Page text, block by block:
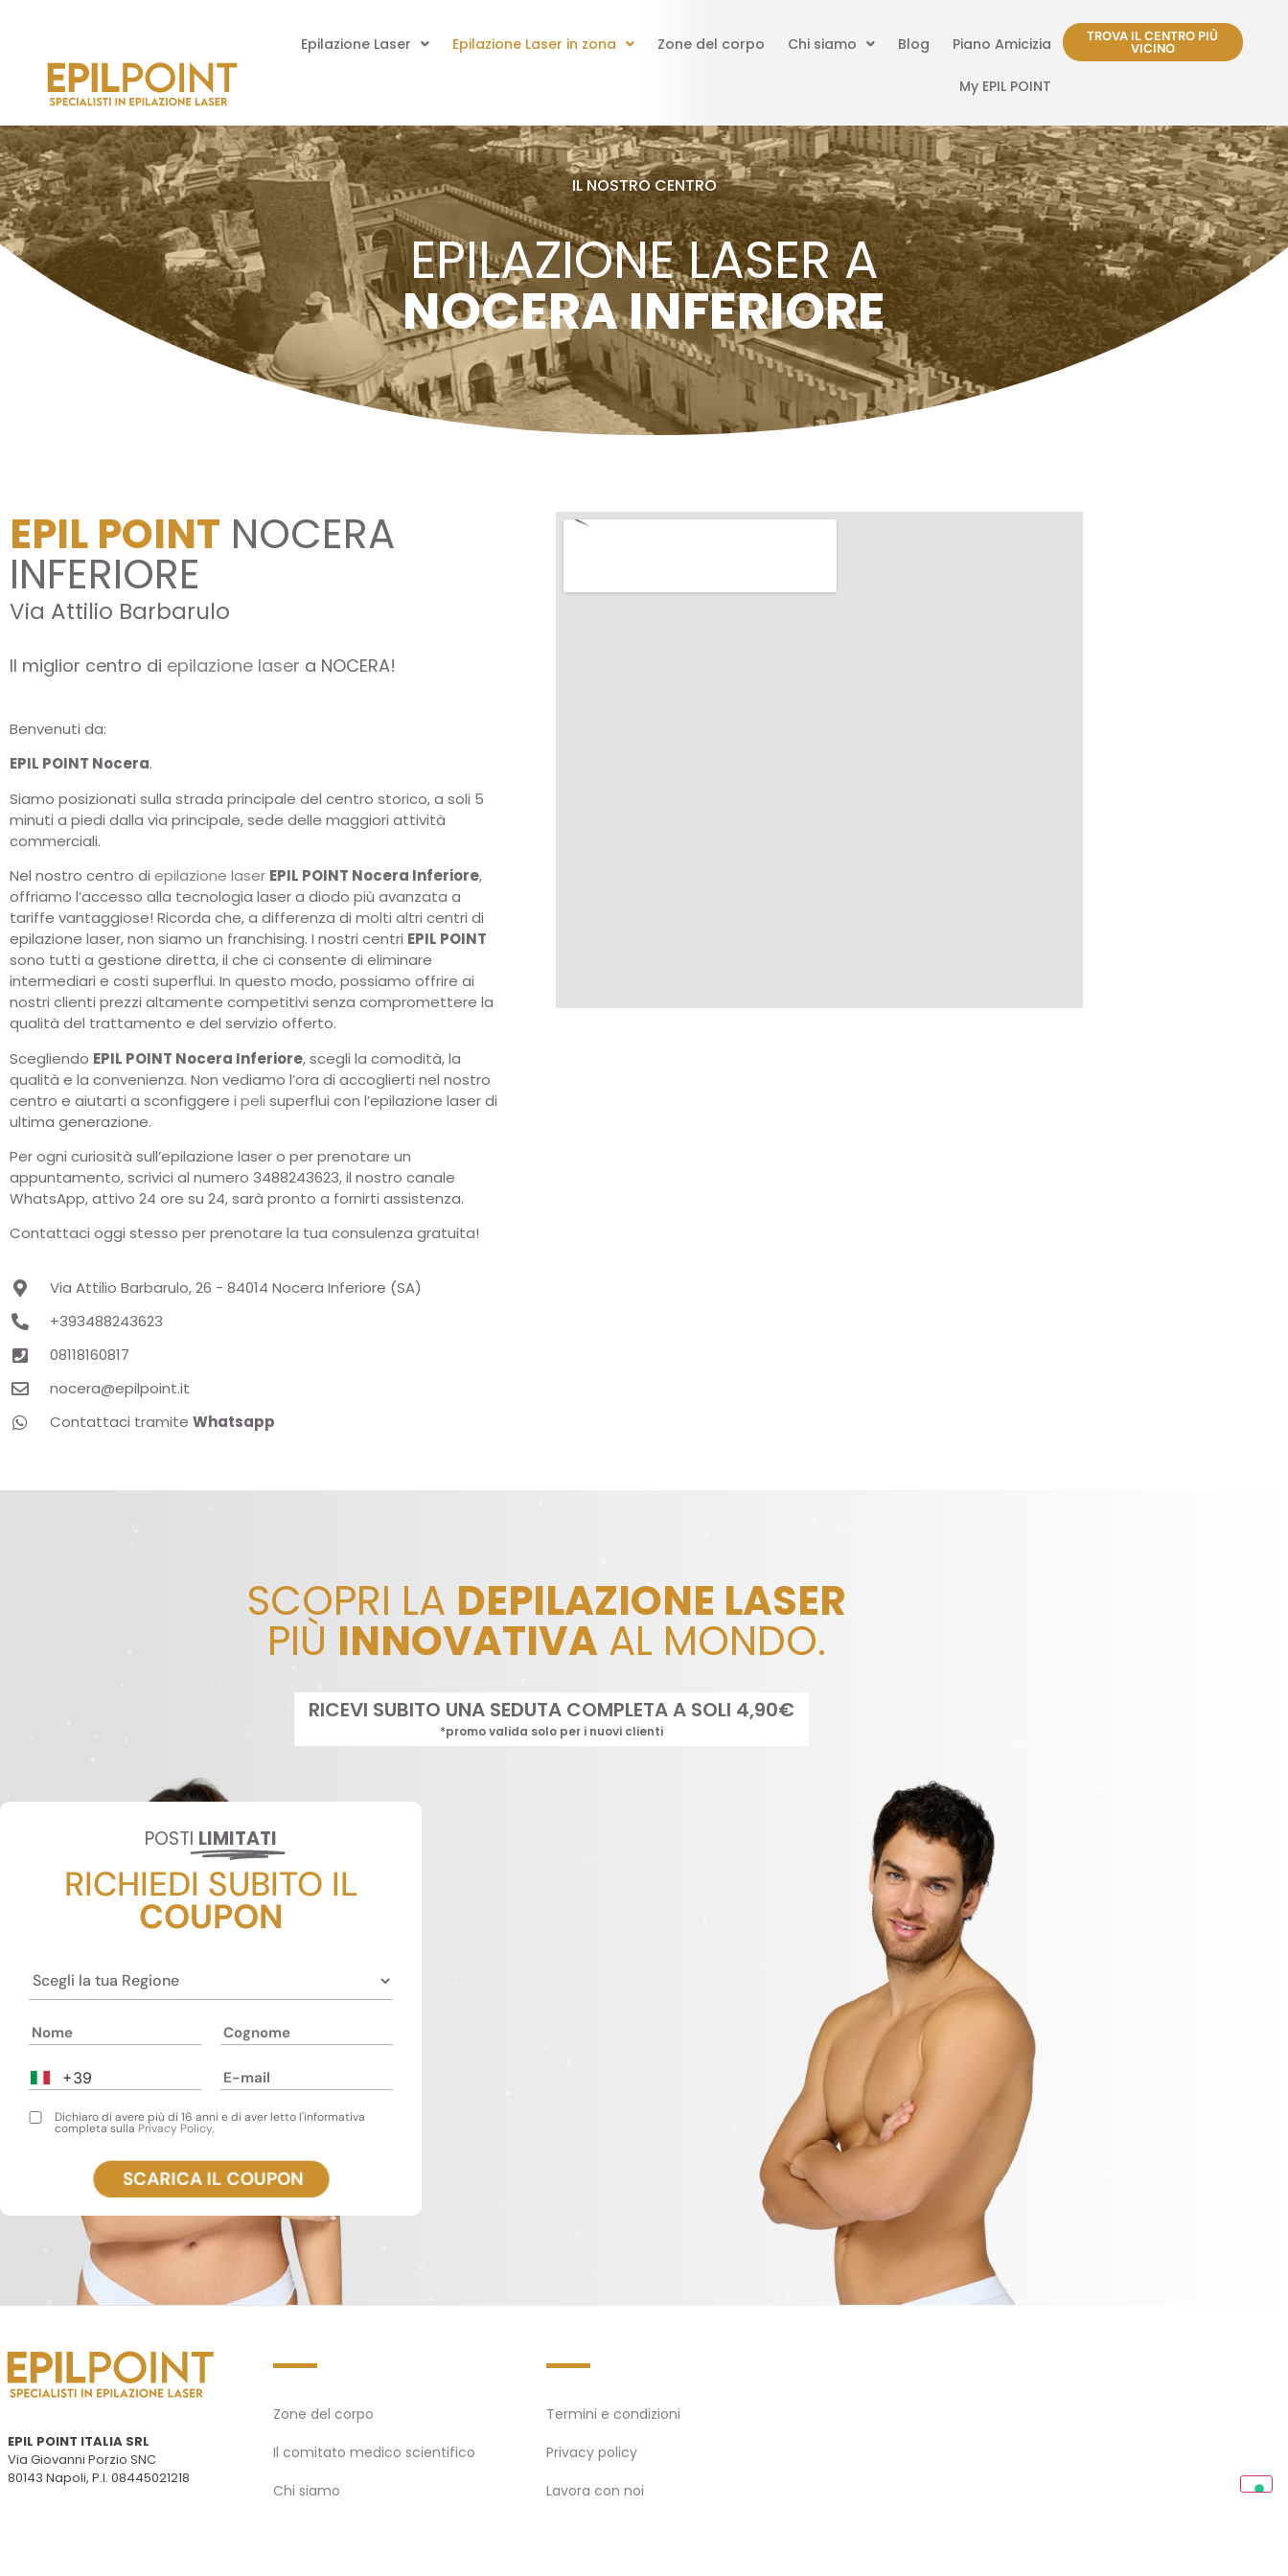
Epilazione Laser Epilazione Laser in zona Zone del corpo Chi siamo Blog Piano Amicizia
My EPIL POINT
TROVA IL CENTRO PIÙ
VICINO
IL NOSTRO CENTRO
EPILAZIONE LASER A
NOCERA INFERIORE
EPIL POINT NOCERA
INFERIORE
Via Attilio Barbarulo
Il miglior centro di epilazione laser a NOCERA!
Benvenuti da:
EPIL POINT Nocera.
Siamo posizionati sulla strada principale del centro storico, a soli 5
minuti a piedi dalla via principale, sede delle maggiori attività
commerciali.
Nel nostro centro di epilazione laser EPIL POINT Nocera Inferiore,
offriamo l’accesso alla tecnologia laser a diodo più avanzata a
tariffe vantaggiose! Ricorda che, a differenza di molti altri centri di
epilazione laser, non siamo un franchising. I nostri centri EPIL POINT
sono tutti a gestione diretta, il che ci consente di eliminare
intermediari e costi superflui. In questo modo, possiamo offrire ai
nostri clienti prezzi altamente competitivi senza compromettere la
qualità del trattamento e del servizio offerto.
Scegliendo EPIL POINT Nocera Inferiore, scegli la comodità, la
qualità e la convenienza. Non vediamo l’ora di accoglierti nel nostro
centro e aiutarti a sconfiggere i peli superflui con l’epilazione laser di
ultima generazione.
Per ogni curiosità sull’epilazione laser o per prenotare un
appuntamento, scrivici al numero 3488243623, il nostro canale
WhatsApp, attivo 24 ore su 24, sarà pronto a fornirti assistenza.
Contattaci oggi stesso per prenotare la tua consulenza gratuita!
Via Attilio Barbarulo, 26 - 84014 Nocera Inferiore (SA)
+393488243623
08118160817
nocera@epilpoint.it
Contattaci tramite Whatsapp
SCOPRI LA DEPILAZIONE LASER
PIÙ INNOVATIVAAL MONDO.
RICEVI SUBITO UNA SEDUTA COMPLETA A SOLI 4,90€
*promo valida solo per i nuovi clienti
POSTI LIMITATI
RICHIEDI SUBITO IL
COUPON
+39
Dichiaro di avere più di 16 anni e di aver letto l'informativa
completa sulla Privacy Policy.
EPIL POINT ITALIA SRL
Via Giovanni Porzio SNC
80143 Napoli, P.I. 08445021218
Zone del corpo
Il comitato medico scientifico
Chi siamo
Termini e condizioni
Privacy policy
Lavora con noi